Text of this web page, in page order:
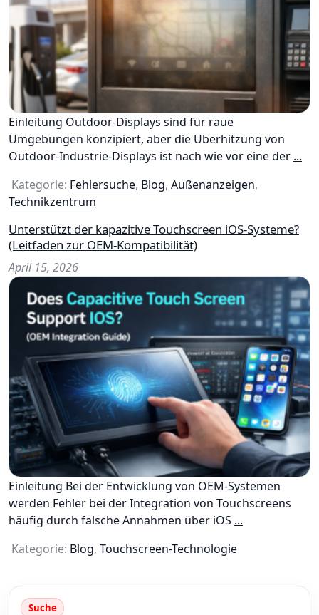
Einleitung Outdoor-Displays sind für raue
Umgebungen konzipiert, aber die Überhitzung von
Outdoor-Industrie-Displays ist nach wie vor eine der ...
Kategorie: Fehlersuche, Blog, Außenanzeigen,
Technikzentrum
Unterstützt der kapazitive Touchscreen iOS-Systeme?
(Leitfaden zur OEM-Kompatibilität)
April 15, 2026
Einleitung Bei der Entwicklung von OEM-Systemen
werden Fehler bei der Integration von Touchscreens
häufig durch falsche Annahmen über iOS ...
Kategorie: Blog, Touchscreen-Technologie
Suche